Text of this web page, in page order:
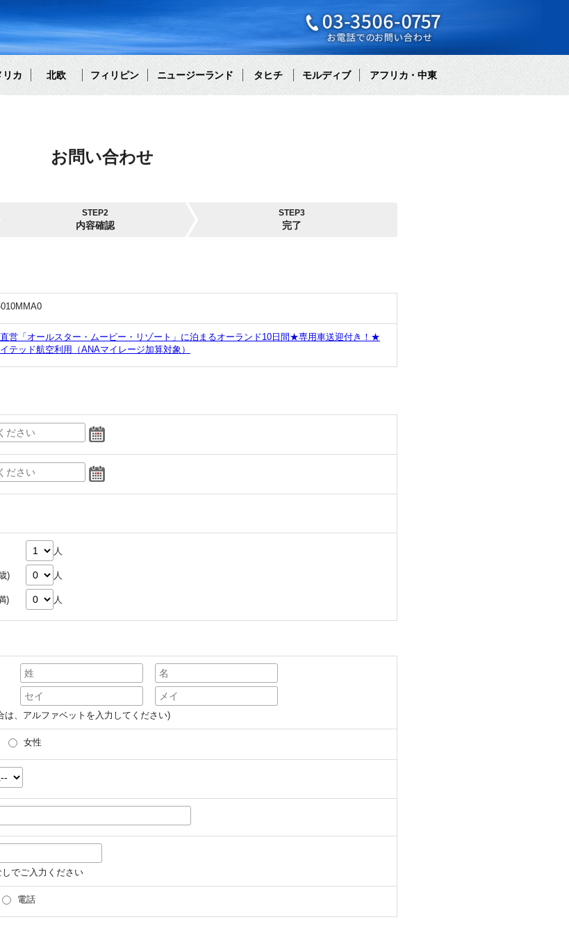
リカ 北欧 フィリピン ニュージーランド タヒチ モルディブ アフリカ・中東
お問い合わせ
STEP2
内容確認
STEP3
完了
営「オールスター・ムービー・リゾート」に泊まるオーランド10日間★専用車送迎付き！★
テッド航空利用（ANAマイレージ加算対象）
人
) 人
) 人
は、アルファベットを入力してください)
女性
でご入力ください
電話